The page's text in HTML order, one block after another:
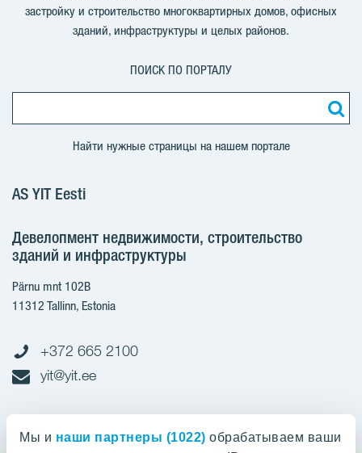
Мы и наши партнеры (1022) обрабатываем ваши
застройку и строительство многоквартирных домов, офисных
зданий, инфраструктуры и целых районов.
ПОИСК ПО ПОРТАЛУ
Найти нужные страницы на нашем портале
AS YIT Eesti
Девелопмент недвижимости, строительство
зданий и инфраструктуры
Pärnu mnt 102B
11312 Tallinn, Estonia
+372 665 2100
yit@yit.ee
Cчет-фактура